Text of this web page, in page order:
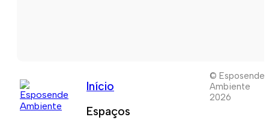
Início
Espaços
© Esposende
Ambiente
2026